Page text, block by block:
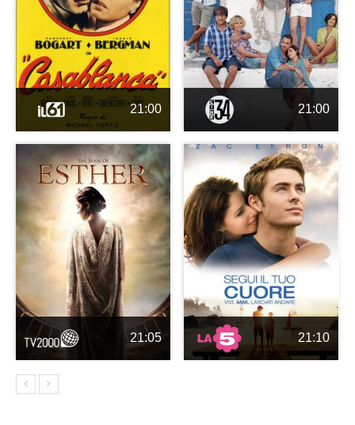
21:00 21:00
21:05 21:10